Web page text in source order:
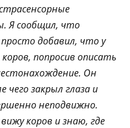
Я сообщил, что
добавил, что у
попросив описать
Он
чего закрыл глаза и
неподвижно.
коров и знаю, где